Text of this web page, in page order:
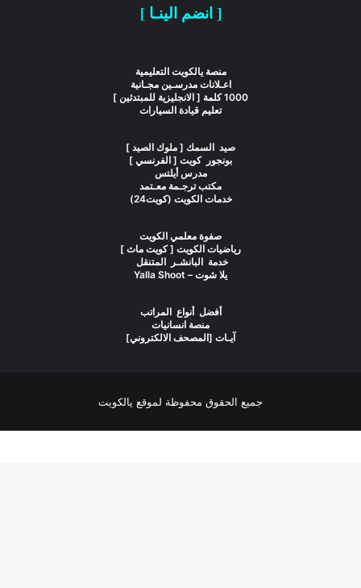
[ انضم الينـا ]
منصة يالكويت التعليمية
اعـلانات مدرسـين مجـانية
1000 كلمة [ الانجليزية للمبتدئين ]
تعليم قيادة السيارات
صيد السمك [ ملوك الصيد ]
بونجور كويت [ الفرنسي ]
مدرس أيلتس
مكتب ترجـمة معـتمد
خدمات الكويت (كويت24)
صفوة معلمي الكويت
رياضيات الكويت [ كويت ماث ]
خدمة البانشـر المتنقل
يلا شوت – Yalla Shoot
أفضل أنواع المراتب
منصة انسانيات
آيـات [المصحف الالكتروني]
جميع الحقوق محفوظة لموقع يالكويت